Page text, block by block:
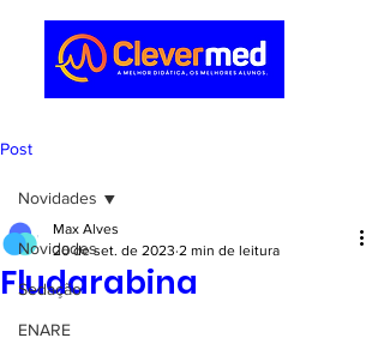
Post
Novidades
Sedação
ENARE
Novidades
Fludarabina
Max Alves
20 de set. de 2023 2 min de leitura